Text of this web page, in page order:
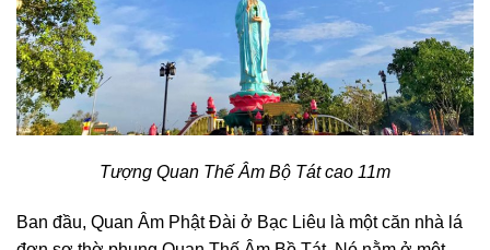
Tượng Quan Thế Âm Bộ Tát cao 11m
Ban đầu, Quan Âm Phật Đài ở Bạc Liêu là một căn nhà lá